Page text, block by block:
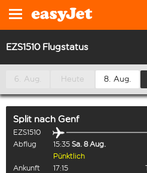
EZS1510 Flugstatus
6. Aug. Heute 8. Aug.
Split nach Genf
EZS1510
Abflug
15:35 Sa. 8 Aug.
Pünktlich
Ankunft
17:15